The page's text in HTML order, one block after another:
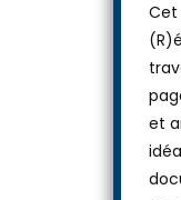
Cet
et